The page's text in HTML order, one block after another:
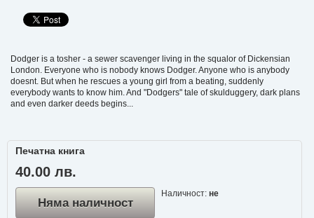
Dodger is a tosher - a sewer scavenger living in the squalor of Dickensian
London. Everyone who is nobody knows Dodger. Anyone who is anybody
doesnt. But when he rescues a young girl from a beating, suddenly
everybody wants to know him. And "Dodgers" tale of skulduggery, dark plans
and even darker deeds begins...
Печатна книга
40.00 лв.
Няма наличност
Наличност: не